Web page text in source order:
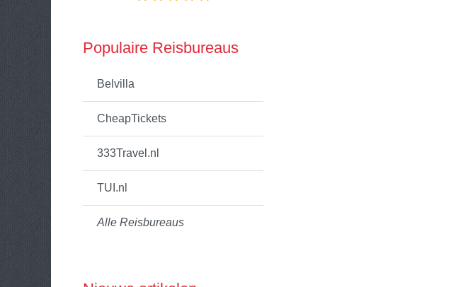
Populaire Reisbureaus
Belvilla
CheapTickets
333Travel.nl
TUI.nl
Alle Reisbureaus